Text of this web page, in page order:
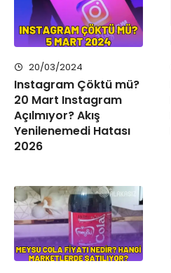
20/03/2024
Instagram Çöktü mü?
20 Mart Instagram
Açılmıyor? Akış
Yenilenemedi Hatası
2026